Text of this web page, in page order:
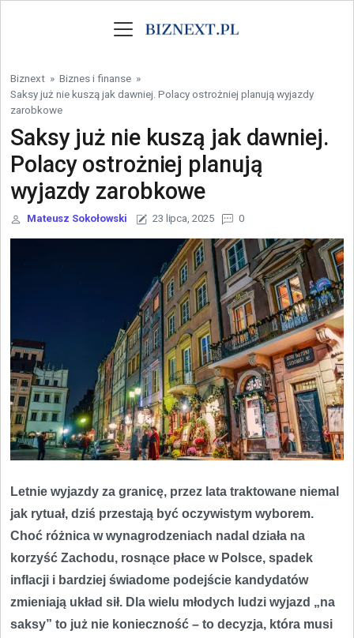
Biznext » Biznes i finanse »
Saksy już nie kuszą jak dawniej. Polacy ostrożniej planują wyjazdy
zarobkowe
Saksy już nie kuszą jak dawniej.
Polacy ostrożniej planują
wyjazdy zarobkowe
Mateusz Sokołowski 23 lipca, 2025 0
Letnie wyjazdy za granicę, przez lata traktowane niemal
jak rytuał, dziś przestają być oczywistym wyborem.
Choć różnica w wynagrodzeniach nadal działa na
korzyść Zachodu, rosnące płace w Polsce, spadek
inflacji i bardziej świadome podejście kandydatów
zmieniają układ sił. Dla wielu młodych ludzi wyjazd „na
saksy” to już nie konieczność – to decyzja, która musi